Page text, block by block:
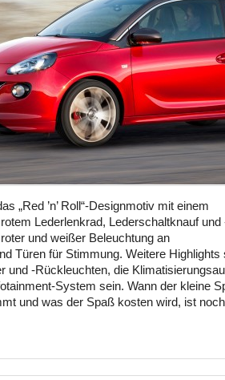
„Red ’n’ Roll“-Designmotiv mit einem
Lederlenkrad, Lederschaltknauf und
und weißer Beleuchtung an
Türen für Stimmung. Weitere Highlights
und ‑Rückleuchten, die
System sein. Wann der kleine
und was der Spaß kosten wird, ist